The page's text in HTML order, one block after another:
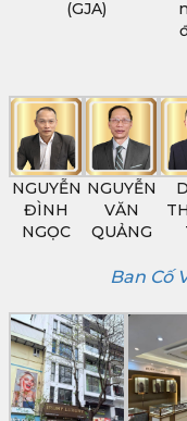
(GJA)
NGUYỄN
ĐÌNH
NGỌC
NGUYỄN
VĂN
QUẢNG
Ban Cố